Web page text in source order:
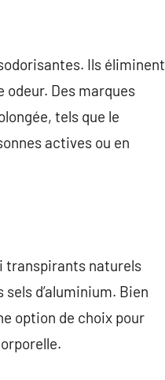
Ils éliminent
odeur. Des marques
tels que le
actives ou en
transpirants naturels
d’aluminium. Bien
option de choix pour